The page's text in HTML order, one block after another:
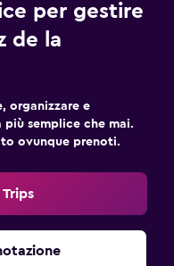
per gestire
de la
organizzare e
semplice che mai.
ovunque prenoti.